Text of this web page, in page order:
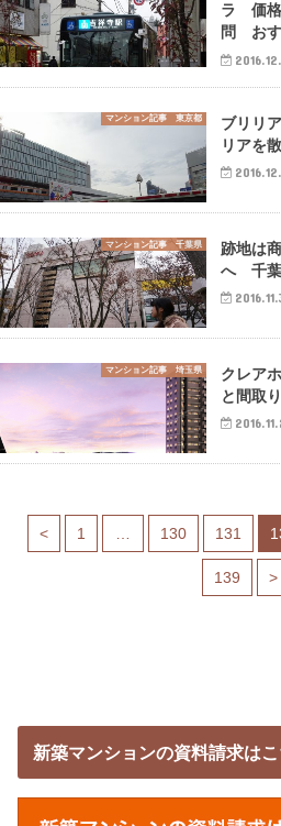
ラ 価格
問 おす
マンション記事 東京都
ブリリ
リアを
マンション記事 千葉県
跡地は
へ 千葉
マンション記事 埼玉県
クレア
と間取
< 1 130 131
139 >
新築マンションの資料請求はこ